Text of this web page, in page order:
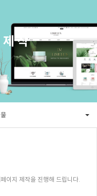
작
이지 제작을 진행해 드립니다.